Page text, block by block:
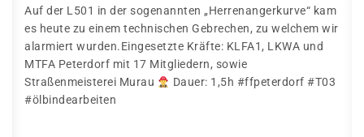
Auf der L501 in der sogenannten „Herrenangerkurve“ kam
es heute zu einem technischen Gebrechen, zu welchem wir
alarmiert wurden.Eingesetzte Kräfte: KLFA1, LKWA und
MTFA Peterdorf mit 17 Mitgliedern, sowie
Straßenmeisterei Murau
Dauer: 1,5h #ffpeterdorf #T03
#ölbindearbeiten